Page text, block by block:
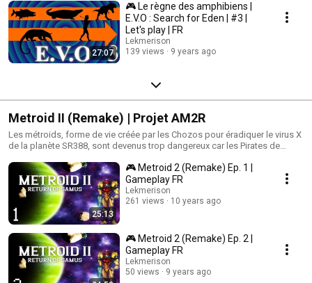
27:07
🎮 Le règne des amphibiens |
E.V.O : Search for Eden | #3 |
Let's play | FR
Lekmerison
139 views
9 years ago
Metroid II (Remake) | Projet AM2R
Les métroids, forme de vie créée par les Chozos pour éradiquer le virus X
de la planète SR388, sont devenus trop dangereux car les Pirates de
Aran, une chasseuse de prime, est choisie pour éradiquer les métroids
directement à la source, sur la planète SR388.
25:13
🎮 Metroid 2 (Remake) Ep. 1 |
Gameplay FR
Lekmerison
261 views
10 years ago
🎮 Metroid 2 (Remake) Ep. 2 |
Gameplay FR
Lekmerison
50 views
9 years ago